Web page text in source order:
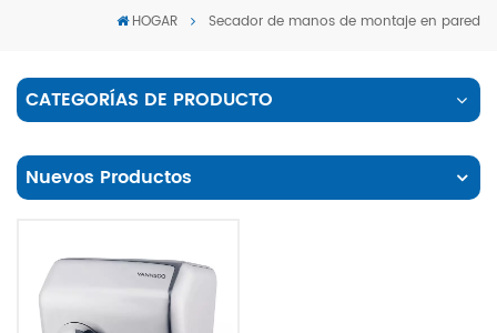
HOGAR Secador de manos de montaje en pared
CATEGORÍAS DE PRODUCTO
Nuevos Productos